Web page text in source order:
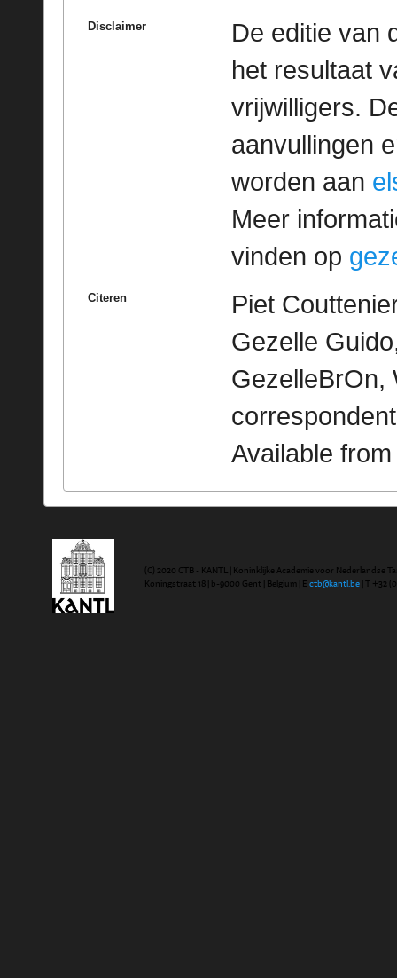
Disclaimer
De editie van
het resultaat
vrijwilligers.
aanvullingen
worden aan
Meer
vinden op
Citeren
Piet
Gezelle
GezelleBrOn,
Available
(C) 2020 CTB - KANTL | Koninklijke Academie voor Nederlandse
Koningstraat 18 | b-9000 Gent | Belgium | E ctb@kantl.be | T +32